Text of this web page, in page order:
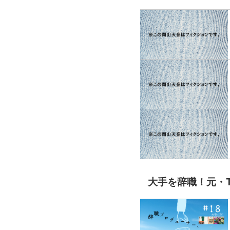
大手を辞職！元